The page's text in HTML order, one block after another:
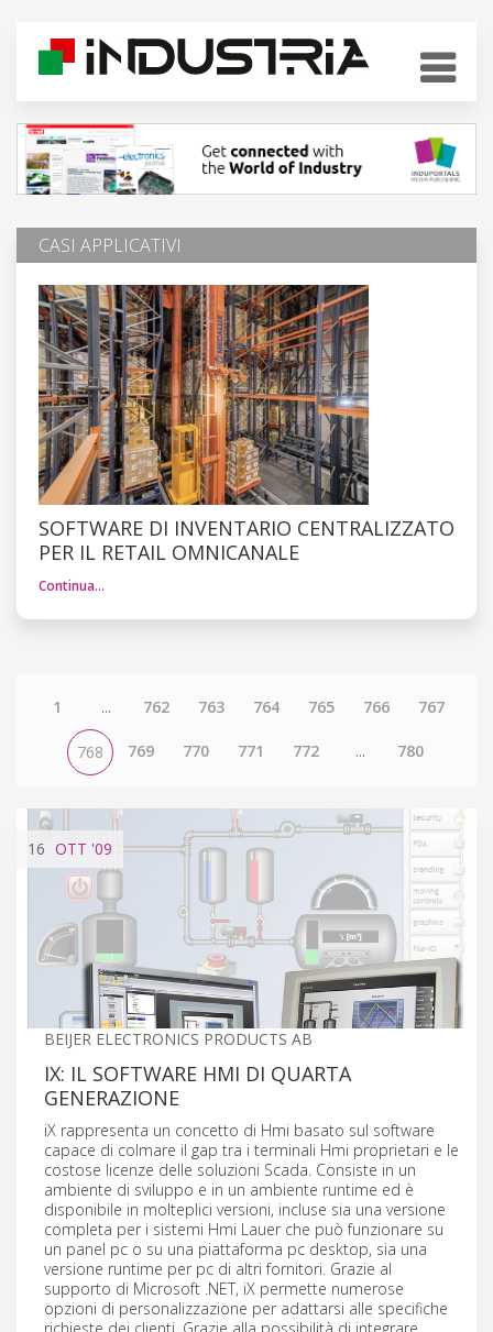
CASI APPLICATIVI
SOFTWARE DI INVENTARIO CENTRALIZZATO
PER IL RETAIL OMNICANALE
Continua…
1 ... 762 763 764 765 766 767
768 769 770 771 772 ... 780
16 OTT '09
BEIJER ELECTRONICS PRODUCTS AB
IX: IL SOFTWARE HMI DI QUARTA
GENERAZIONE
iX rappresenta un concetto di Hmi basato sul software
capace di colmare il gap tra i terminali Hmi proprietari e le
costose licenze delle soluzioni Scada. Consiste in un
ambiente di sviluppo e in un ambiente runtime ed è
disponibile in molteplici versioni, incluse sia una versione
completa per i sistemi Hmi Lauer che può funzionare su
un panel pc o su una piattaforma pc desktop, sia una
versione runtime per pc di altri fornitori. Grazie al
supporto di Microsoft .NET, iX permette numerose
opzioni di personalizzazione per adattarsi alle specifiche